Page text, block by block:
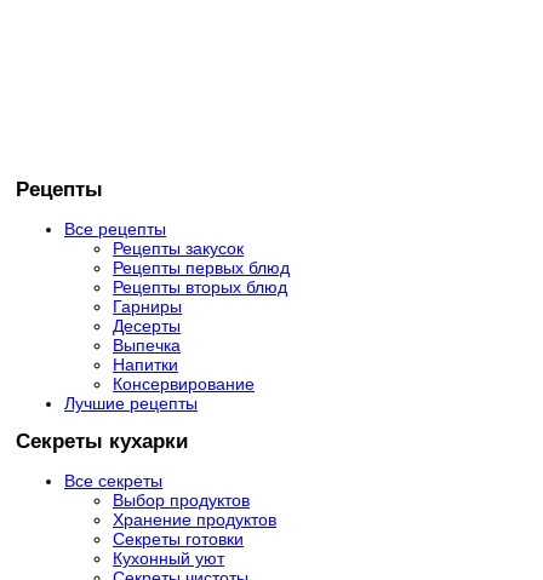
Рецепты
Все рецепты
Рецепты закусок
Рецепты первых блюд
Рецепты вторых блюд
Гарниры
Десерты
Выпечка
Напитки
Консервирование
Лучшие рецепты
Секреты кухарки
Все секреты
Выбор продуктов
Хранение продуктов
Секреты готовки
Кухонный уют